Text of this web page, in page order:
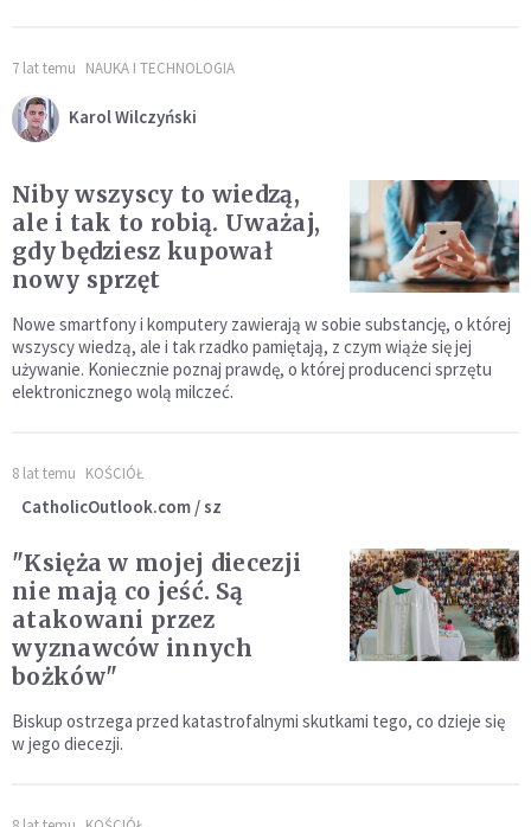
7 lat temu NAUKA I TECHNOLOGIA
Karol Wilczyński
Niby wszyscy to wiedzą,
ale i tak to robią. Uważaj,
gdy będziesz kupował
nowy sprzęt
Nowe smartfony i komputery zawierają w sobie substancję, o której
wszyscy wiedzą, ale i tak rzadko pamiętają, z czym wiąże się jej
używanie. Koniecznie poznaj prawdę, o której producenci sprzętu
elektronicznego wolą milczeć.
8 lat temu KOŚCIÓŁ
CatholicOutlook.com / sz
"Księża w mojej diecezji
nie mają co jeść. Są
atakowani przez
wyznawców innych
bożków"
Biskup ostrzega przed katastrofalnymi skutkami tego, co dzieje się
w jego diecezji.